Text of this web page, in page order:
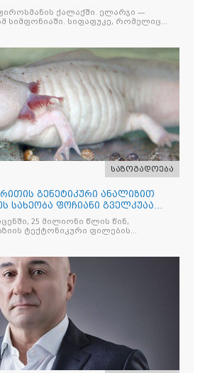
ქალაქში. ელარჯი —
სიმფონიაში. სიფაფუკე, რომელიც
საზოგადოება
გენეტიკური ანალიზით
სახეობა ფოჩიანი გველკუაა
რომელიც ფრანგმა
ბლომანჟემ აღწერა
25 მილიონი წლის წინ,
ტექტონიკური ფილების